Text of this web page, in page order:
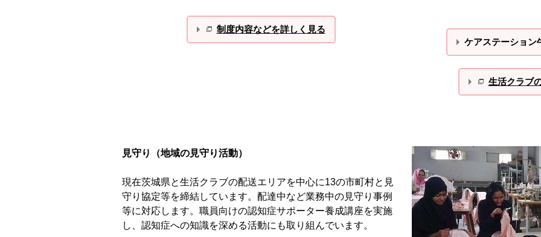
制度内容などを詳しく見る
ケアステーション
生活クラブ
見守り（地域の見守り活動）
現在茨城県と生活クラブの配送エリアを中心に13の市町村と見
守り協定等を締結しています。配達中など業務中の見守り事例
等に対応します。職員向けの認知症サポーター養成講座を実施
し、認知症への知識を深める活動にも取り組んでいます。